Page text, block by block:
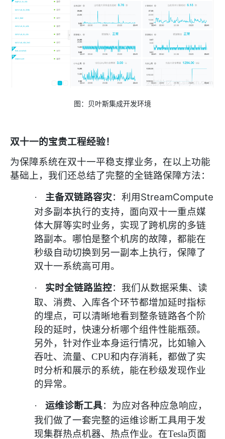
图：贝叶斯集成开发环境
双十一的宝贵工程经验！
为保障系统在双十一平稳支撑业务，在以上功能
基础上，我们还总结了完整的全链路保障方法：
· 主备双链路容灾：利用StreamCompute
对多副本执行的支持，面向双十一重点媒
体大屏等实时业务，实现了跨机房的多链
路副本。 哪怕是整个机房的故障，都能在
秒级自动切换到另一副本上执行，保障了
双十一系统高可用。
· 实时全链路监控： 我们从数据采集、读
取、消费、入库各个环节都增加延时指标
的埋点，可以清晰地看到整条链路各个阶
段的延时，快速分析哪个组件性能瓶颈。
另外，针对作业本身运行情况，比如输入
吞吐、流量、CPU和内存消耗，都做了实
时分析和展示的系统，能在秒级发现作业
的异常。
· 运维诊断工具： 为应对各种应急响应，
我们做了一套完整的运维诊断工具用于发
现集群热点机器、热点作业。在Tesla页面